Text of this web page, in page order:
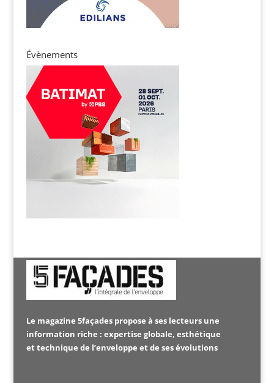
Évènements
Le magazine 5façades propose à ses lecteurs une
information riche : expertise globale, esthétique
et technique de l’enveloppe et de ses évolutions